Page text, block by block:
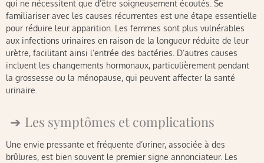
qui ne nécessitent que d’être soigneusement écoutés. Se
familiariser avec les causes récurrentes est une étape essentielle
pour réduire leur apparition. Les femmes sont plus vulnérables
aux infections urinaires en raison de la longueur réduite de leur
urètre, facilitant ainsi l’entrée des bactéries. D’autres causes
incluent les changements hormonaux, particulièrement pendant
la grossesse ou la ménopause, qui peuvent affecter la santé
urinaire.
Les symptômes et complications
Une envie pressante et fréquente d’uriner, associée à des
brûlures, est bien souvent le premier signe annonciateur. Les